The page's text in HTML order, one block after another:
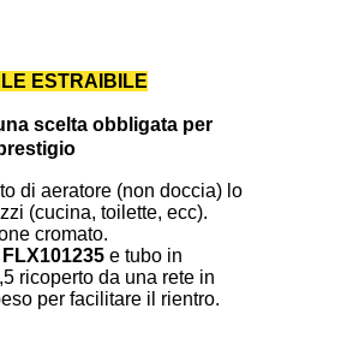
ESTRAIBILE
scelta obbligata per
di aeratore (non doccia) lo
(cucina, toilette, ecc).
cromato.
FLX101235 e tubo in
ricoperto da una rete in
per facilitare il rientro.